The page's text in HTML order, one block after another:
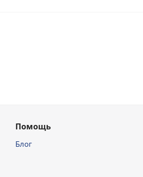
Помощь
Блог